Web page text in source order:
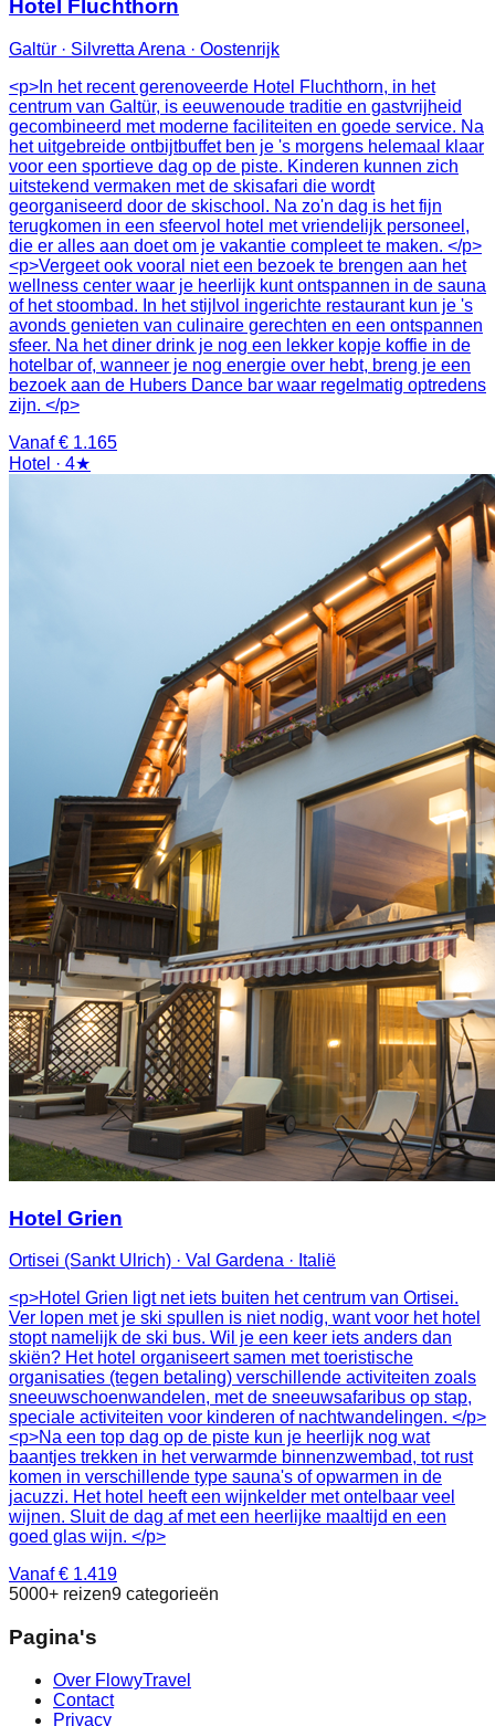
Hotel Fluchthorn
Galtür · Silvretta Arena · Oostenrijk
<p>In het recent gerenoveerde Hotel Fluchthorn, in het
centrum van Galtür, is eeuwenoude traditie en gastvrijheid
gecombineerd met moderne faciliteiten en goede service. Na
het uitgebreide ontbijtbuffet ben je 's morgens helemaal klaar
voor een sportieve dag op de piste. Kinderen kunnen zich
uitstekend vermaken met de skisafari die wordt
georganiseerd door de skischool. Na zo'n dag is het fijn
terugkomen in een sfeervol hotel met vriendelijk personeel,
die er alles aan doet om je vakantie compleet te maken. </p>
<p>Vergeet ook vooral niet een bezoek te brengen aan het
wellness center waar je heerlijk kunt ontspannen in de sauna
of het stoombad. In het stijlvol ingerichte restaurant kun je 's
avonds genieten van culinaire gerechten en een ontspannen
sfeer. Na het diner drink je nog een lekker kopje koffie in de
hotelbar of, wanneer je nog energie over hebt, breng je een
bezoek aan de Hubers Dance bar waar regelmatig optredens
zijn. </p>
Vanaf € 1.165
Hotel · 4★
Hotel Grien
Ortisei (Sankt Ulrich) · Val Gardena · Italië
<p>Hotel Grien ligt net iets buiten het centrum van Ortisei.
Ver lopen met je ski spullen is niet nodig, want voor het hotel
stopt namelijk de ski bus. Wil je een keer iets anders dan
skiën? Het hotel organiseert samen met toeristische
organisaties (tegen betaling) verschillende activiteiten zoals
sneeuwschoenwandelen, met de sneeuwsafaribus op stap,
speciale activiteiten voor kinderen of nachtwandelingen. </p>
<p>Na een top dag op de piste kun je heerlijk nog wat
baantjes trekken in het verwarmde binnenzwembad, tot rust
komen in verschillende type sauna's of opwarmen in de
jacuzzi. Het hotel heeft een wijnkelder met ontelbaar veel
wijnen. Sluit de dag af met een heerlijke maaltijd en een
goed glas wijn. </p>
Vanaf € 1.419
5000+ reizen9 categorieën
Pagina's
Over FlowyTravel
Contact
Privacy